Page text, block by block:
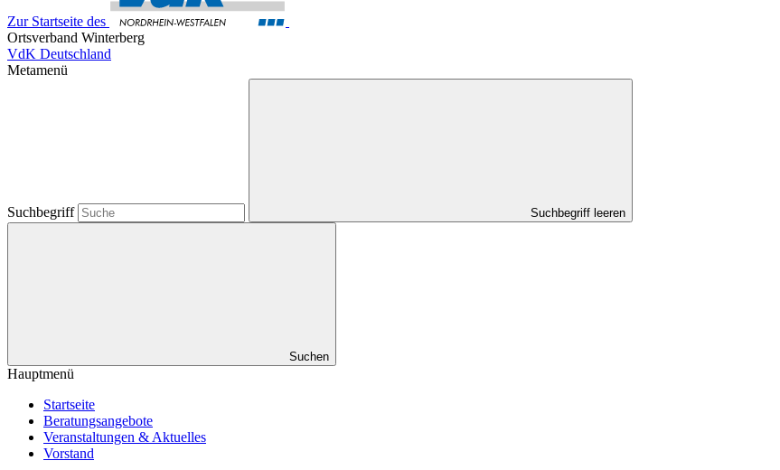
Zur Startseite des
Ortsverband Winterberg
VdK Deutschland
Metamenü
Suchbegriff Suchbegriff leeren
Suchen
Hauptmenü
Startseite
Beratungsangebote
Veranstaltungen & Aktuelles
Vorstand